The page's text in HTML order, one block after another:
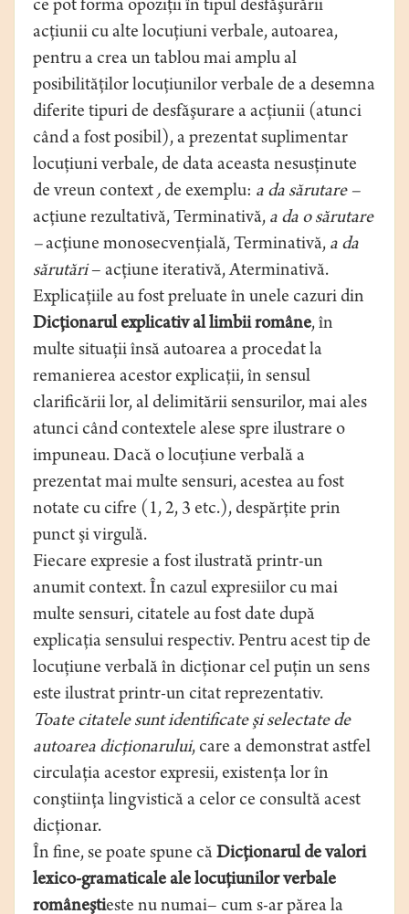
ce pot forma opoziţii în tipul desfăşurării
acţiunii cu alte locuţiuni verbale, autoarea,
pentru a crea un tablou mai amplu al
posibilităţilor locuţiunilor verbale de a desemna
diferite tipuri de desfăşurare a acţiunii (atunci
când a fost posibil), a prezentat suplimentar
locuţiuni verbale, de data aceasta nesusţinute
de vreun context, de exemplu: a da sărutare –
acţiune rezultativă, Terminativă, a da o sărutare
–acţiune monosecvenţială, Terminativă, a da
sărutări– acţiune iterativă, Aterminativă.
Explicaţiile au fost preluate în unele cazuri din
Dicţionarul explicativ al limbii române, în
multe situaţii însă autoarea a procedat la
remanierea acestor explicaţii, în sensul
clarificării lor, al delimitării sensurilor, mai ales
atunci când contextele alese spre ilustrare o
impuneau. Dacă o locuţiune verbală a
prezentat mai multe sensuri, acestea au fost
notate cu cifre (1, 2, 3 etc.), despărţite prin
punct şi virgulă.
Fiecare expresie a fost ilustrată printr-un
anumit context. În cazul expresiilor cu mai
multe sensuri, citatele au fost date după
explicaţia sensului respectiv. Pentru acest tip de
locuţiune verbală în dicţionar cel puţin un sens
este ilustrat printr-un citat reprezentativ.
Toate citatele sunt identificate şi selectate de
autoarea dicţionarului, care a demonstrat astfel
circulaţia acestor expresii, existenţa lor în
conştiinţa lingvistică a celor ce consultă acest
dicţionar.
În fine, se poate spune că Dicţionarul de valori
lexico-gramaticale ale locuţiunilor verbale
româneştieste nu numai– cum s-ar părea la